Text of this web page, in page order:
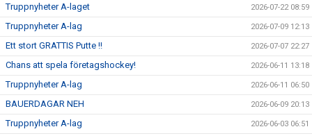
SUPPORTERKLUBBEN
MEDLEMSSKAP
ENKRONASMATCH 2026
Truppnyheter A-laget 2026-07-22 08:59
Truppnyheter A-lag 2026-07-09 12:13
Ett stort GRATTIS Putte !! 2026-07-07 22:27
Chans att spela företagshockey! 2026-06-11 13:18
Truppnyheter A-lag 2026-06-11 06:50
BAUERDAGAR NEH 2026-06-09 20:13
Truppnyheter A-lag 2026-06-03 06:51